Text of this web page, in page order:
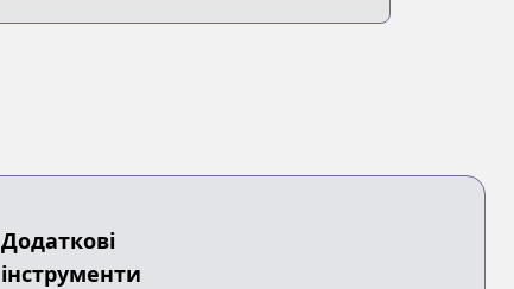
Додаткові
інструменти